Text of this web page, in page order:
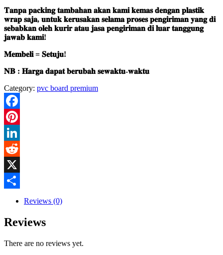
𝐓𝐚𝐧𝐩𝐚 𝐩𝐚𝐜𝐤𝐢𝐧𝐠 𝐭𝐚𝐦𝐛𝐚𝐡𝐚𝐧 𝐚𝐤𝐚𝐧 𝐤𝐚𝐦𝐢 𝐤𝐞𝐦𝐚𝐬 𝐝𝐞𝐧𝐠𝐚𝐧 𝐩𝐥𝐚𝐬𝐭𝐢𝐤
𝐰𝐫𝐚𝐩 𝐬𝐚𝐣𝐚, 𝐮𝐧𝐭𝐮𝐤 𝐤𝐞𝐫𝐮𝐬𝐚𝐤𝐚𝐧 𝐬𝐞𝐥𝐚𝐦𝐚 𝐩𝐫𝐨𝐬𝐞𝐬 𝐩𝐞𝐧𝐠𝐢𝐫𝐢𝐦𝐚𝐧 𝐲𝐚𝐧𝐠 𝐝𝐢
𝐬𝐞𝐛𝐚𝐛𝐤𝐚𝐧 𝐨𝐥𝐞𝐡 𝐤𝐮𝐫𝐢𝐫 𝐚𝐭𝐚𝐮 𝐣𝐚𝐬𝐚 𝐩𝐞𝐧𝐠𝐢𝐫𝐢𝐦𝐚𝐧 𝐝𝐢 𝐥𝐮𝐚𝐫 𝐭𝐚𝐧𝐠𝐠𝐮𝐧𝐠
𝐣𝐚𝐰𝐚𝐛 𝐤𝐚𝐦𝐢!
𝐌𝐞𝐦𝐛𝐞𝐥𝐢 = 𝐒𝐞𝐭𝐮𝐣𝐮!
𝐍𝐁 : 𝐇𝐚𝐫𝐠𝐚 𝐝𝐚𝐩𝐚𝐭 𝐛𝐞𝐫𝐮𝐛𝐚𝐡 𝐬𝐞𝐰𝐚𝐤𝐭𝐮-𝐰𝐚𝐤𝐭𝐮
Category: pvc board premium
Facebook
Pinterest
LinkedIn
Reddit
X
Reviews (0)
Reviews
There are no reviews yet.